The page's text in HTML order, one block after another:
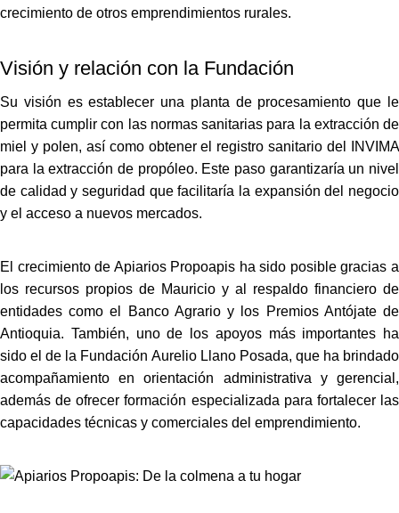
crecimiento de otros emprendimientos rurales.
Visión y relación con la Fundación
Su visión es establecer una planta de procesamiento que le
permita cumplir con las normas sanitarias para la extracción de
miel y polen, así como obtener el registro sanitario del
INVIMA
para la extracción de propóleo. Este paso garantizaría un nivel
de calidad y seguridad que facilitaría la expansión del negocio
y el acceso a nuevos mercados.
El crecimiento de Apiarios Propoapis ha sido posible gracias a
los recursos propios de Mauricio y al respaldo financiero de
entidades como el
Banco Agrarioy los Premios Antójate de
Antioquia. También, uno de los apoyos más importantes ha
sido el de la Fundación Aurelio Llano Posada, que ha brindado
acompañamiento en orientación administrativa y gerencial,
además de ofrecer formación especializada para fortalecer las
capacidades técnicas y comerciales del emprendimiento.